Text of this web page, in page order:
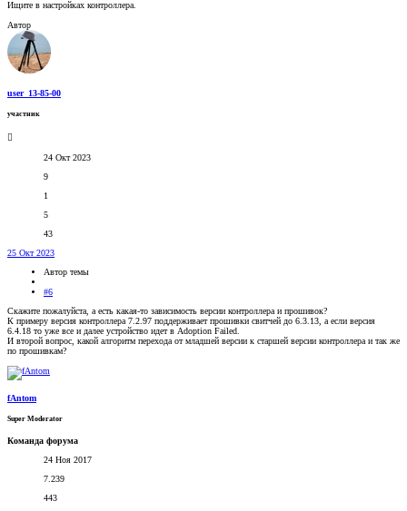
Ищите в настройках контроллера.
Автор
user_13-85-00
участник
24 Окт 2023
9
1
5
43
25 Окт 2023
Автор темы
#6
Скажите пожалуйста, а есть какая-то зависимость версии контроллера и прошивок?
К примеру версия контроллера 7.2.97 поддерживает прошивки свитчей до 6.3.13, а если версия
6.4.18 то уже все и далее устройство идет в Adoption Failed.
И второй вопрос, какой алгоритм перехода от младшей версии к старшей версии контроллера и так же
по прошивкам?
fAntom
Super Moderator
Команда форума
24 Ноя 2017
7.239
443